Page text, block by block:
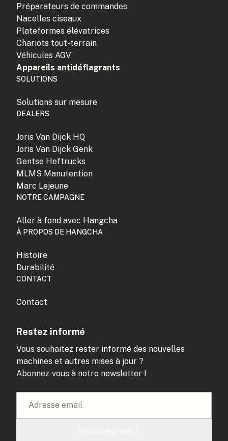
Préparateurs de commandes
Nacelles ciseaux
Plateformes élévatrices
Chariots tout-terrain
Véhicules AGV
Appareils antidéflagrants
SOLUTIONS
Solutions sur mesure
DEALERS
Joris Van Dijck HQ
Joris Van Dijck Genk
Gentse Heftrucks
MLMS Manutention
Marc Lejeune
NOTRE CAMPAGNE
Aller à fond avec Hangcha
À PROPOS DE HANGCHA
Histoire
Durabilité
CONTACT
Contact
Restez informé
Vous souhaitez rester informé des nouvelles
machines et autres mises à jour ?
Abonnez-vous à notre newsletter !